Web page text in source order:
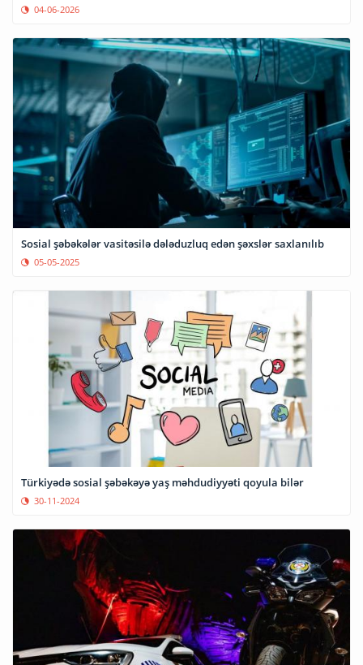
04-06-2026
Sosial şəbəkələr vasitəsilə dələduzluq edən şəxslər saxlanılıb
05-05-2025
Türkiyədə sosial şəbəkəyə yaş məhdudiyyəti qoyula bilər
30-11-2024